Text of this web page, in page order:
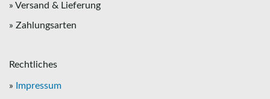
» Versand & Lieferung
» Zahlungsarten
Rechtliches
» Impressum